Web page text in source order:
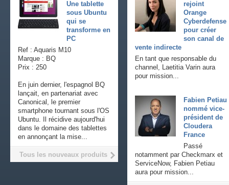
rejoint
Orange
Cyberdefense
pour créer
son canal de
vente indirecte
En tant que responsable du
channel, Laetitia Varin aura
pour mission...
Fabien Petiau
nommé vice-
président de
Cloudera
France
Passé
notamment par Checkmarx et
ServiceNow, Fabien Petiau
aura pour mission...
Une tablette
sous Ubuntu
qui se
transforme en
PC
Ref : Aquaris M10
Marque : BQ
Prix : 250
En juin dernier, l'espagnol BQ
lançait, en partenariat avec
Canonical, le premier
smartphone tournant sous l'OS
Ubuntu. Il récidive aujourd'hui
dans le domaine des tablettes
en annonçant la mise...
Tous les nouveaux produits